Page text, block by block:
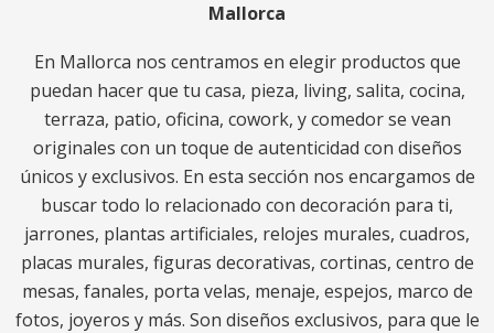
Mallorca
En Mallorca nos centramos en elegir productos que
puedan hacer que tu casa, pieza, living, salita, cocina,
terraza, patio, oficina, cowork, y comedor se vean
originales con un toque de autenticidad con diseños
únicos y exclusivos. En esta sección nos encargamos de
buscar todo lo relacionado con decoración para ti,
jarrones, plantas artificiales, relojes murales, cuadros,
placas murales, figuras decorativas, cortinas, centro de
mesas, fanales, porta velas, menaje, espejos, marco de
fotos, joyeros y más. Son diseños exclusivos, para que le